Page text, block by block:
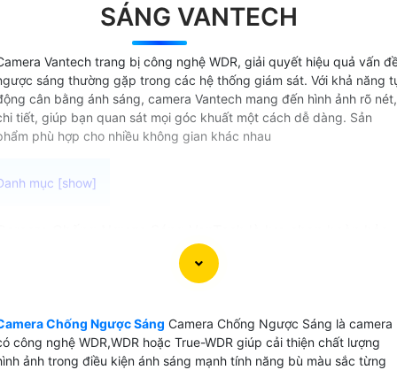
SÁNG VANTECH
Vantech trang bị công nghệ WDR, giải quyết hiệu quả vấn
sáng thường gặp trong các hệ thống giám sát. Với khả năng
cân bằng ánh sáng, camera Vantech mang đến hình ảnh rõ nét,
tiết, giúp bạn quan sát mọi góc khuất một cách dễ dàng. Sản
phù hợp cho nhiều không gian khác nhau
việc ghi hình chất lượng cao ngay cả khi đối tượng ở
ánh sáng mạnh . Với thông số WDR,WDR hoặc True-
hay cửa hàng, để luôn đảm bảo thu video rõ ràng và
tiết.
Chống Ngược Sáng Camera Chống Ngược Sáng là camera
công nghệ WDR,WDR hoặc True-WDR giúp cải thiện chất lượng
ảnh trong điều kiện ánh sáng mạnh tính năng bù màu sắc từng